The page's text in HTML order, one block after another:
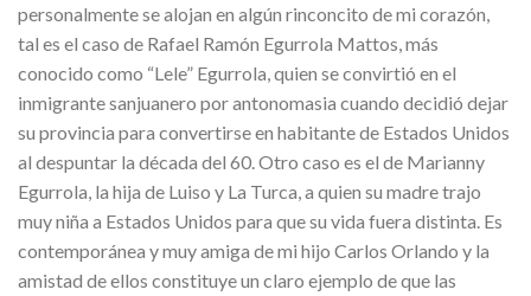
personalmente se alojan en algún rinconcito de mi corazón,
tal es el caso de Rafael Ramón Egurrola Mattos, más
conocido como “Lele” Egurrola, quien se convirtió en el
inmigrante sanjuanero por antonomasia cuando decidió dejar
su provincia para convertirse en habitante de Estados Unidos
al despuntar la década del 60. Otro caso es el de Marianny
Egurrola, la hija de Luiso y La Turca, a quien su madre trajo
muy niña a Estados Unidos para que su vida fuera distinta. Es
contemporánea y muy amiga de mi hijo Carlos Orlando y la
amistad de ellos constituye un claro ejemplo de que las